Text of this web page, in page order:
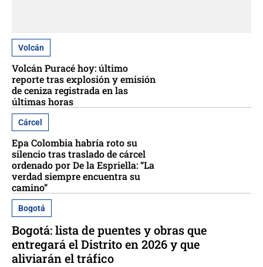
Volcán
Volcán Puracé hoy: último
reporte tras explosión y emisión
de ceniza registrada en las
últimas horas
Cárcel
Epa Colombia habría roto su
silencio tras traslado de cárcel
ordenado por De la Espriella: “La
verdad siempre encuentra su
camino”
Bogotá
Bogotá: lista de puentes y obras que
entregará el Distrito en 2026 y que
aliviarán el tráfico